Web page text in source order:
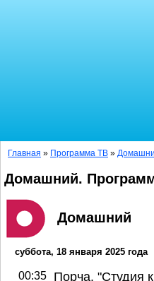
Главная » Программа ТВ »
Домашний.
Домашний
суббота, 18 января 2025 года
00:35 Порча. "Студия